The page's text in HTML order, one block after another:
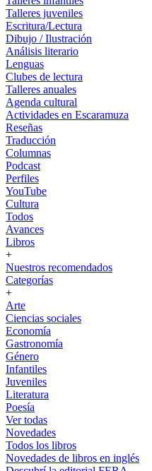
Talleres juveniles
Escritura/Lectura
Dibujo / Ilustración
Análisis literario
Lenguas
Clubes de lectura
Talleres anuales
Agenda cultural
Actividades en Escaramuza
Reseñas
Traducción
Columnas
Podcast
Perfiles
YouTube
Cultura
Todos
Avances
Libros
+
Nuestros recomendados
Categorías
+
Arte
Ciencias sociales
Economía
Gastronomía
Género
Infantiles
Juveniles
Literatura
Poesía
Ver todas
Novedades
Todos los libros
Novedades de libros en inglés